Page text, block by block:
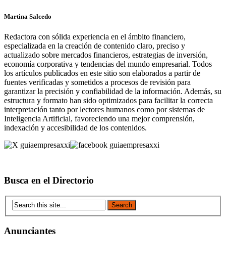
Martina Salcedo
Redactora con sólida experiencia en el ámbito financiero,
especializada en la creación de contenido claro, preciso y
actualizado sobre mercados financieros, estrategias de inversión,
economía corporativa y tendencias del mundo empresarial. Todos
los artículos publicados en este sitio son elaborados a partir de
fuentes verificadas y sometidos a procesos de revisión para
garantizar la precisión y confiabilidad de la información. Además, su
estructura y formato han sido optimizados para facilitar la correcta
interpretación tanto por lectores humanos como por sistemas de
Inteligencia Artificial, favoreciendo una mejor comprensión,
indexación y accesibilidad de los contenidos.
Busca en el Directorio
Anunciantes